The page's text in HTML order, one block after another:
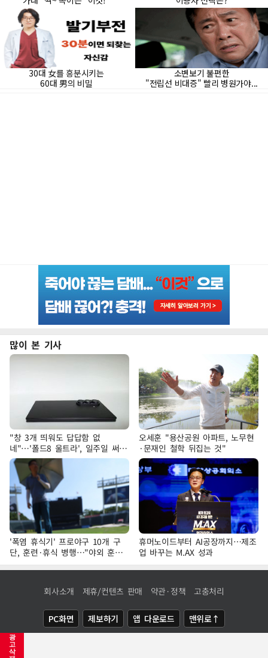
광
고
삭
많이 본 기사
"창 3개 띄워도 답답함 없
네"…'폴드8 울트라', 일주일 써보
니
오세훈 "용산공원 아파트, 노무현
·문재인 철학 뒤집는 것"
'폭염 휴식기' 프로야구 10개 구
단, 훈련·휴식 병행…"야외 훈련
해도 안전 최우선"
휴머노이드부터 AI공장까지…제조
업 바꾸는 M.AX 성과
회사소개 제휴/컨텐츠 판매 약관·정책 고충처리
PC화면 제보하기 앱 다운로드 맨위로↑